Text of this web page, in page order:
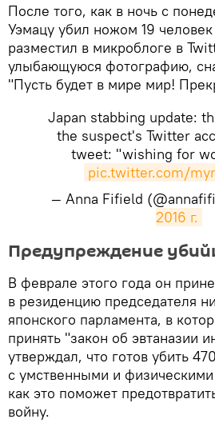
После того, как в ночь с
Уэмацу убил ножом 19
разместил в микроблоге в
улыбающуюся фотографию,
"Пусть будет в мире мир!
Japan stabbing update:
the suspect's Twitter
tweet: "wishing for
pic.twitter.com/
— Anna Fifield
2016 г.
Предупреждение
В феврале этого года он
в резиденцию председателя
японского парламента, в
принять "закон об эвтаназии
утверждал, что готов убить
с умственными и
как это поможет
войну.